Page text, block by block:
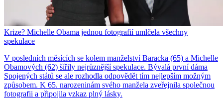
Krize? Michelle Obama jednou fotografií umlčela všechny
spekulace
V posledních měsících se kolem manželství Baracka (65) a Michelle
Obamových (62) šířily nejrůznější spekulace. Bývalá první dáma
Spojených států se ale rozhodla odpovědět tím nejlepším možným
způsobem. K 65. narozeninám svého manžela zveřejnila společnou
fotografii a připojila vzkaz plný lásky.